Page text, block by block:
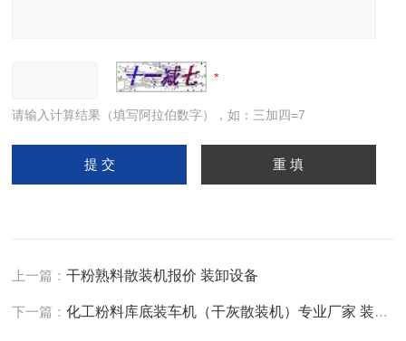
请输入计算结果（填写阿拉伯数字），如：三加四=7
上一篇：干粉熟料散装机报价 装卸设备
下一篇：化工粉料库底装车机（干灰散装机）专业厂家 装卸设备